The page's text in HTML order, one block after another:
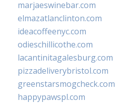
marjaeswinebar.com
elmazatlanclinton.com
ideacoffeenyc.com
odieschillicothe.com
lacantinitagalesburg.com
pizzadeliverybristol.com
greenstarsmogcheck.com
happypawspl.com